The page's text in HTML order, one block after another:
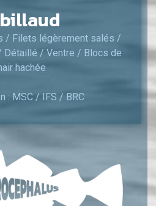
/ Filets légèrement salés /
/ Ventre / Blocs de
hachée
: MSC / IFS / BRC